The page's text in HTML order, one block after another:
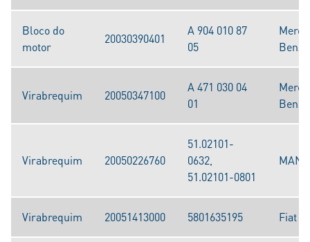
Bloco do
motor
20030390401
A 904 010 87
05
Benz
Virabrequim 20050347100
A 471 030 04
01
Benz
Virabrequim 20050226760
51.02101-
0632,
51.02101-0801
MAN
Virabrequim 20051413000 5801635195 Fiat /